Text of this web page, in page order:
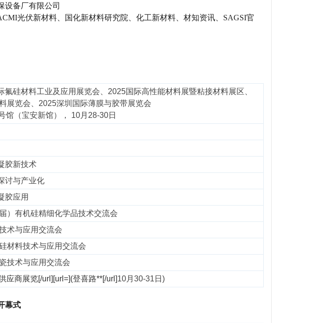
备厂有限公司
光伏新材料、国化新材料研究院、化工新材料、材知资讯、SAGSI官
氟硅材料工业及应用展览会、2025国际高性能材料展暨粘接材料展区、
展览会、2025深圳国际薄膜与胶带展览会
馆（宝安新馆）， 10月28-30日
胶新技术
讨与产业化
胶应用
）有机硅精细化学品技术交流会
术与应用交流会
材料技术与应用交流会
技术与应用交流会
应商展览[/url] [url=](登喜路**[/url]10月30-31日)
幕式